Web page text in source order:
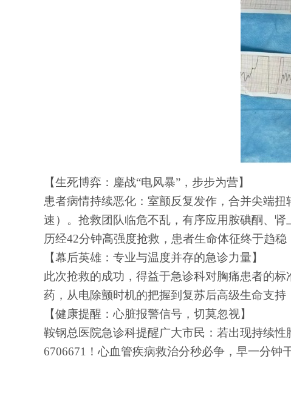
【生死博弈：鏖战“电风暴”，步步为营】
患者病情持续恶化：室颤反复发作，合并尖端扭
速）。抢救团队临危不乱，有序应用胺碘酮、
历经42分钟高强度抢救，患者生命体征终于趋
【幕后英雄：专业与温度并存的急诊力量】
此次抢救的成功，得益于急诊科对胸痛患者的
药，从电除颤时机的把握到复苏后高级生命支持
【健康提醒：心脏报警信号，切莫忽视】
鞍钢总医院急诊科提醒广大市民：若出现持续
6706671！心血管疾病救治分秒必争，早一分钟